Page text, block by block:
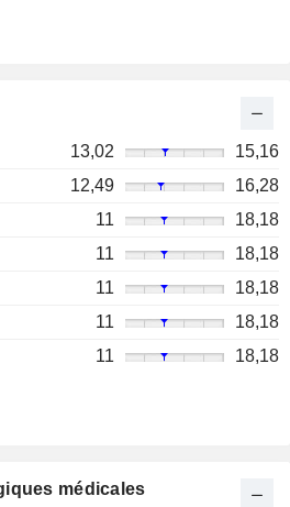
13,02
15,16
12,49
16,28
11
18,18
11
18,18
11
18,18
11
18,18
11 18,18
médicales